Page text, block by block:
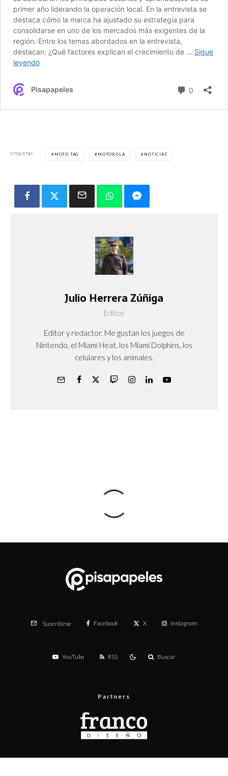
ETIQUETAS MOTO TAG MOTOROLA NOTICIAS
Julio Herrera Zúñiga
Editor
Editor y redactor. Me gustan los juegos de
Nintendo, el Miami Heat, los Miami Dolphins, los
celulares y los animales.
Suscribirse Facebook X Instagram
YouTube RSS Buscar
Partners